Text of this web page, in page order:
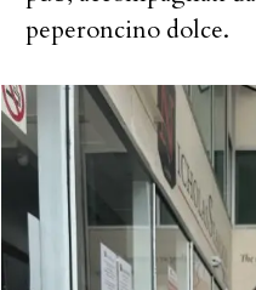
peperoncino dolce.